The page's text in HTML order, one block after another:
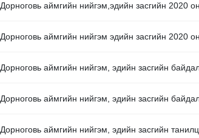
Дорноговь аймгийн нийгэм,эдийн засгийн 2020
Дорноговь аймгийн нийгэм эдийн засгийн 2020
Дорноговь аймгийн нийгэм, эдийн засгийн
Дорноговь аймгийн нийгэм, эдийн засгийн
Дорноговь аймгийн нийгэм, эдийн засгийн